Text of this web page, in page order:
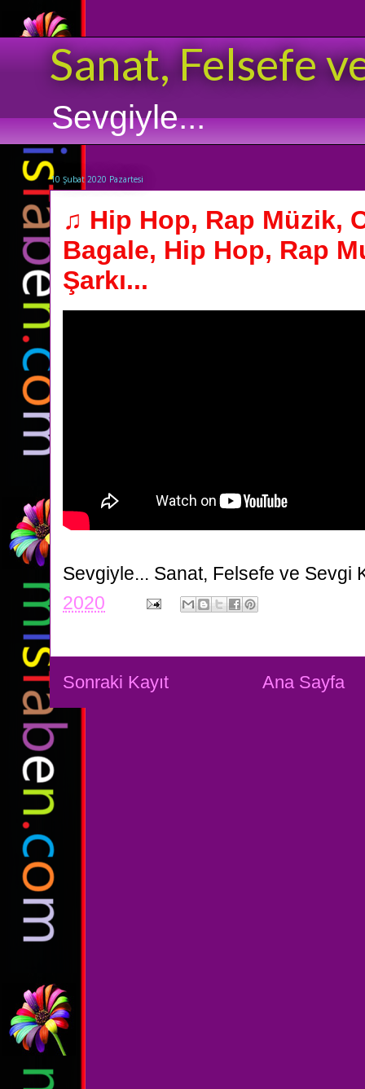
Sanat, Felsefe
Sevgiyle...
10 Şubat 2020 Pazartesi
♫ Hip Hop, Rap Müzik,
Bagale, Hip Hop, Rap
Şarkı...
Sevgiyle... Sanat, Felsefe ve Sevgi
2020
Sonraki Kayıt Ana Sayfa